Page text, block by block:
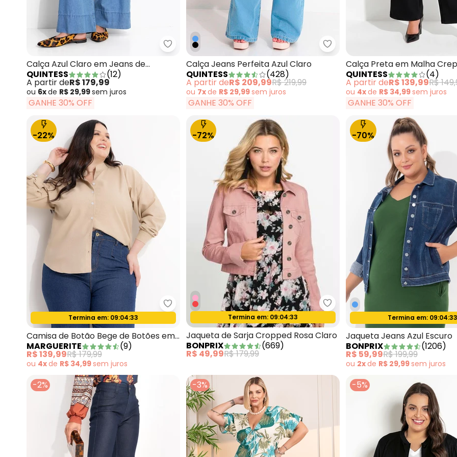
Quintess - Calça Azul Claro em Jeans de Algodão
Calça Azul Claro em Jeans de
Algodão
QUINTESS (12)
A partir deR$ 179,99
ou 6xde R$ 29,99sem juros
GANHE 30% OFF
Quintess - Calça Jeans Perfeita
Calça Jeans Perfeita Azul Claro
QUINTESS
(428)
A partir deR$ 209,99R$ 219,99
ou 7xde R$ 29,99sem juros
GANHE 30% OFF
Calça Preta em Malha
QUINTESS
(4)
A partir deR$ 139,99R$
ou 4xde R$ 34,99sem juros
GANHE 30% OFF
-22%
Marguerite - Camisa de Botão Bege de Botões em Linho
Oferta relâmpago
Termina em:09:04:31
Camisa de Botão Bege de Botões em
Linho
MARGUERITE (9)
R$ 139,99R$ 179,99
ou 4xde R$ 34,99sem juros
-72%
bonprix - Jaqueta de Sarja
Oferta relâmpago
Termina em:09:04:31
Jaqueta de Sarja Cropped Rosa Claro
BONPRIX
(669)
R$ 49,99R$ 179,99
-70%
Oferta relâmpago
Termina em:09:04:31
Jaqueta Jeans Azul Escuro
BONPRIX
(1206)
R$ 59,99R$ 199,99
ou 2xde R$ 29,99sem juros
-2% -3%
-5%